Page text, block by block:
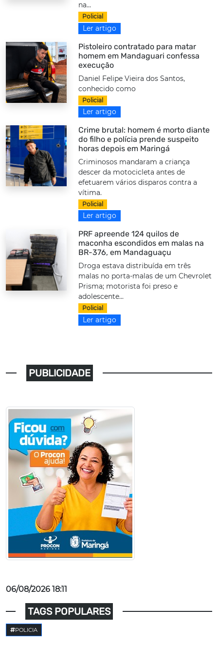
na...
Policial
Ler artigo
Pistoleiro contratado para matar
homem em Mandaguari confessa
execução
Daniel Felipe Vieira dos Santos,
conhecido como
Policial
Ler artigo
Crime brutal: homem é morto diante
do filho e polícia prende suspeito
horas depois em Maringá
Criminosos mandaram a criança
descer da motocicleta antes de
efetuarem vários disparos contra a
vítima.
Policial
Ler artigo
PRF apreende 124 quilos de
maconha escondidos em malas na
BR-376, em Mandaguaçu
Droga estava distribuída em três
malas no porta-malas de um Chevrolet
Prisma; motorista foi preso e
adolescente...
Policial
Ler artigo
PUBLICIDADE
06/08/2026 18:11
TAGS POPULARES
POLICIA